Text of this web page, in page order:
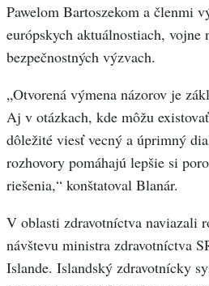
Pawelom Bartoszekom a členmi
európskych aktuálnostiach, vojne
bezpečnostných výzvach.
„Otvorená výmena názorov je
Aj v otázkach, kde môžu
dôležité viesť vecný a úprimný
rozhovory pomáhajú lepšie si
riešenia,“ konštatoval Blanár.
V oblasti zdravotníctva naviazali
návštevu ministra zdravotníctva
Islande. Islandský zdravotnícky